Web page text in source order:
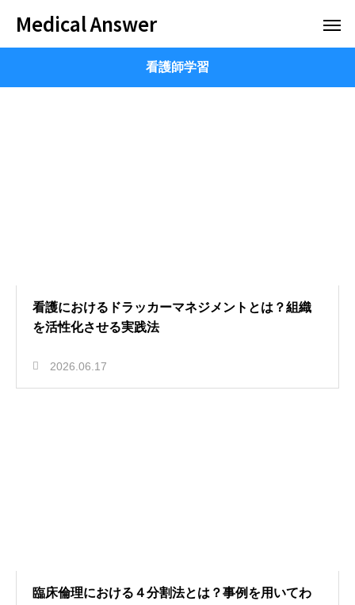
Medical Answer
看護師学習
看護におけるドラッカーマネジメントとは？組織
を活性化させる実践法
2026.06.17
臨床倫理における４分割法とは？事例を用いてわ